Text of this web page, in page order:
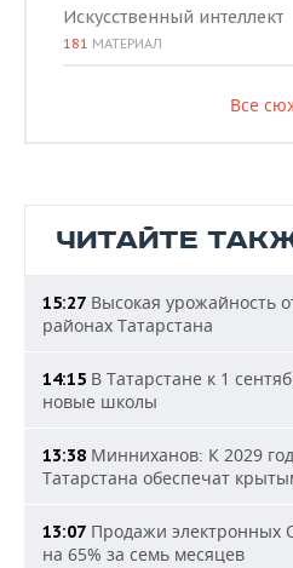
Искусственный интеллект
181 МАТЕРИАЛ
Все
ЧИТАЙТЕ
15:27 Высокая урожайность
районах Татарстана
14:15 В Татарстане к 1
новые школы
13:38 Минниханов: К 2029
Татарстана обеспечат
13:07 Продажи электронных
на 65% за семь месяцев